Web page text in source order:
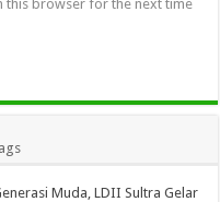
this browser for the next time
Muda, LDII Sultra Gelar